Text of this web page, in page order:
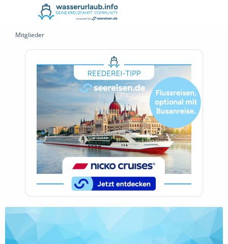
Mitglieder